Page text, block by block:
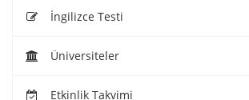
İngilizce Testi
Üniversiteler
Etkinlik Takvimi